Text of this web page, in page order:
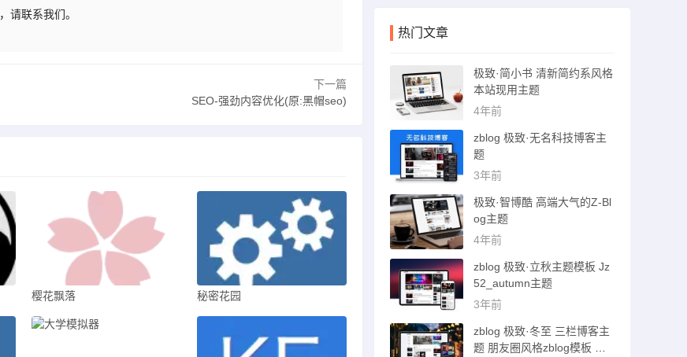
请联系我们。
下一篇
SEO-强劲内容优化(原:黑帽seo)
樱花飘落 秘密花园
热门文章
极致·简小书 清新简约系风格
本站现用主题
4年前
zblog 极致·无名科技博客主
题
3年前
极致·智博酷 高端大气的Z-Bl
og主题
4年前
zblog 极致·立秋主题模板 Jz
52_autumn主题
3年前
zblog 极致·冬至 三栏博客主
题 朋友圈风格zblog模板 猪